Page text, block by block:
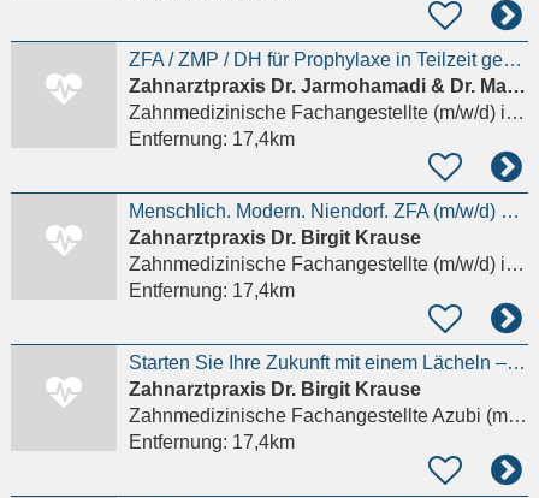
ZFA / ZMP / DH für Prophylaxe in Teilzeit gesucht
Zahnarztpraxis Dr. Jarmohamadi & Dr. Maghmumy
Zahnmedizinische Fachangestellte (m/w/d)in Hamburg
Entfernung: 17,4km
Menschlich. Modern. Niendorf. ZFA (m/w/d) gesucht.
Zahnarztpraxis Dr. Birgit Krause
Zahnmedizinische Fachangestellte (m/w/d)in Hamburg
Entfernung: 17,4km
Starten Sie Ihre Zukunft mit einem Lächeln – Ausbildung zur/zum ZFA (m/w/d)
Zahnarztpraxis Dr. Birgit Krause
Zahnmedizinische Fachangestellte Azubi (m/w/d)
Entfernung: 17,4km